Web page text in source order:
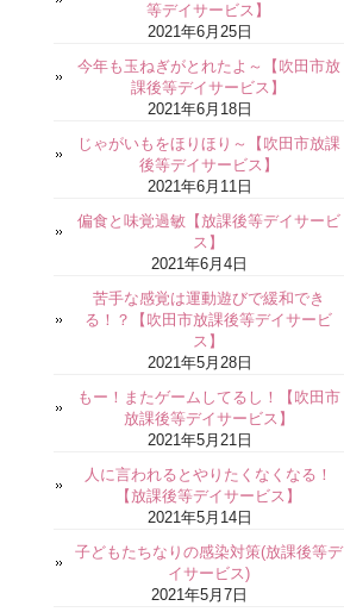
等デイサービス】
2021年6月25日
今年も玉ねぎがとれたよ～【吹田市放
課後等デイサービス】
2021年6月18日
じゃがいもをほりほり～【吹田市放課
後等デイサービス】
2021年6月11日
偏食と味覚過敏【放課後等デイサービ
ス】
2021年6月4日
苦手な感覚は運動遊びで緩和でき
る！？【吹田市放課後等デイサービ
ス】
2021年5月28日
もー！またゲームしてるし！【吹田市
放課後等デイサービス】
2021年5月21日
人に言われるとやりたくなくなる！
【放課後等デイサービス】
2021年5月14日
子どもたちなりの感染対策(放課後等デ
イサービス)
2021年5月7日